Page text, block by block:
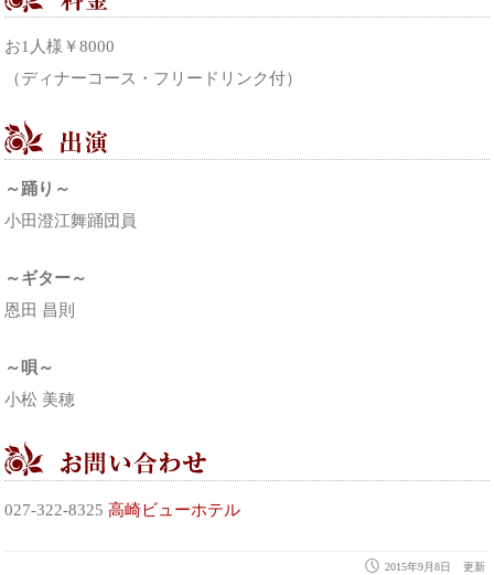
お1人様￥8000
（ディナーコース・フリードリンク付）
～踊り～
小田澄江舞踊団員
～ギター～
恩田 昌則
～唄～
小松 美穂
027-322-8325 高崎ビューホテル
2015年9月8日 更新